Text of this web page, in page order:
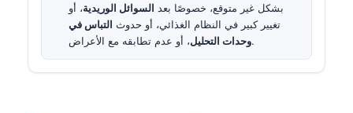
بشكل غير متوقع، خصوصًا بعد السوائل الوريدية، أو
تغيير كبير في النظام الغذائي، أو حدوث التباس في
وحدات التحليل، أو عدم تطابقه مع الأعراض.